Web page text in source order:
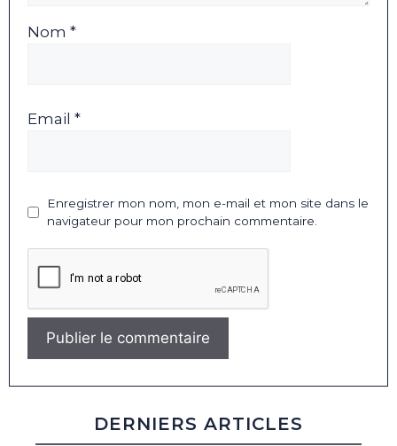
Nom *
Email *
Enregistrer mon nom, mon e-mail et mon site dans le
navigateur pour mon prochain commentaire.
DERNIERS ARTICLES